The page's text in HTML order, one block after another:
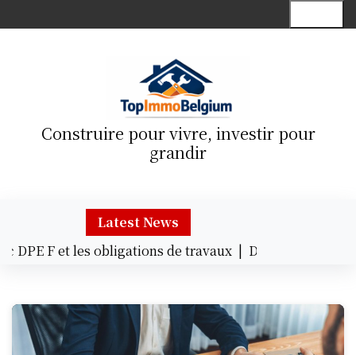
k
Construire pour vivre, investir pour
grandir
Latest News
F et les obligations de travaux |Décoration